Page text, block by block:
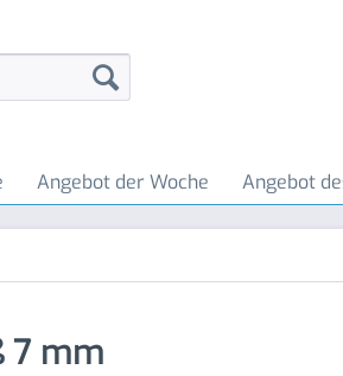
Angebot der Woche Angebot
7 mm